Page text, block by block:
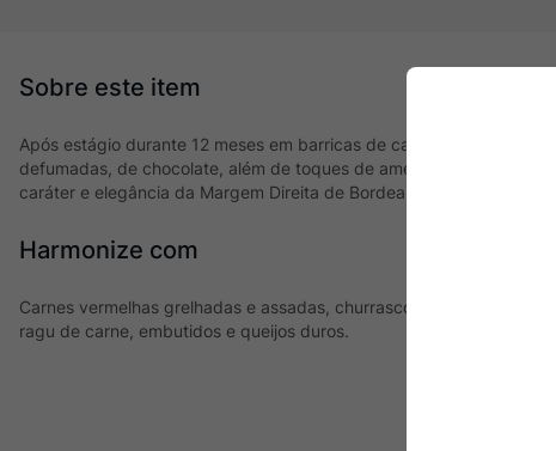
Após estágio durante 12 meses em barricas de carvalho, este Saint-
defumadas, de chocolate, além de toques de ameixas maduras e
caráter e elegância da Margem Direita de Bordeaux.
Harmonize com
Carnes vermelhas grelhadas e assadas, churrasco, cordeiro, pratos
ragu de carne, embutidos e queijos duros.